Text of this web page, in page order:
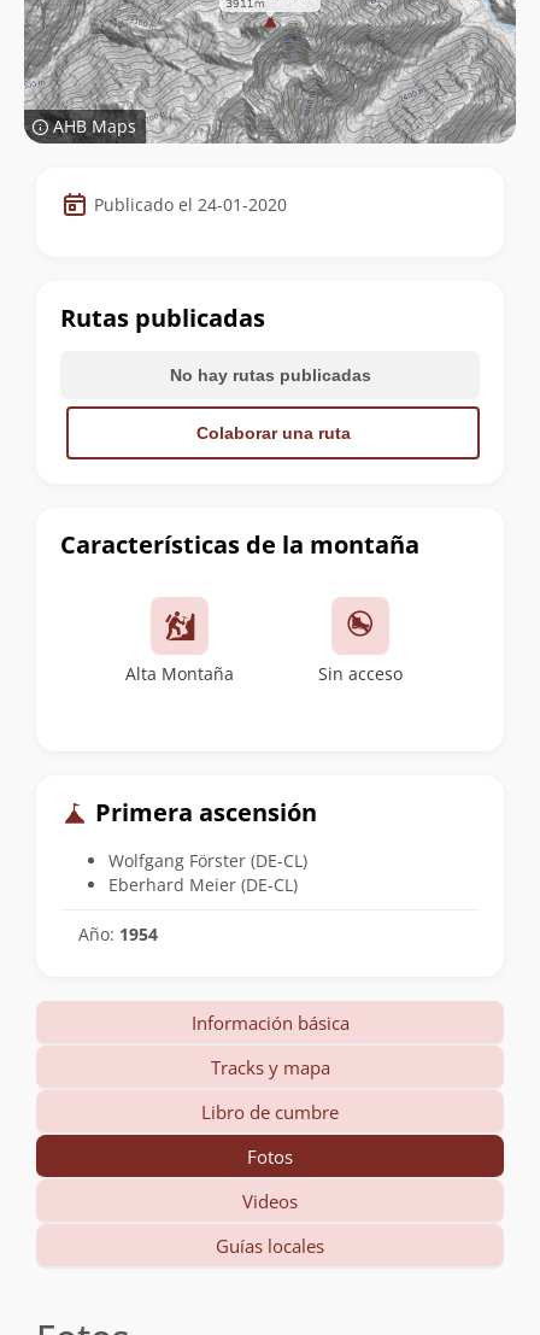
AHB Maps
Datos
de
cumbre
Publicado el 24-01-2020
Características de la montaña
Alta Montaña Sin acceso
Primera ascensión
Wolfgang Förster (DE-CL)
Eberhard Meier (DE-CL)
Año: 1954
Rutas publicadas
No hay rutas publicadas
Colaborar una ruta
Información básica
Tracks y mapa
Libro de cumbre
Fotos
Videos
Guías locales